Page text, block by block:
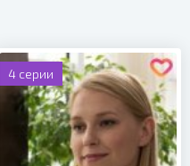
4 серии